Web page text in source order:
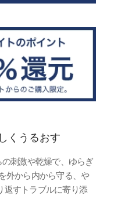
くうるおす
刺激や乾燥で、ゆらぎ
を外から内から守る、や
返すトラブルに寄り添